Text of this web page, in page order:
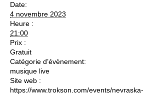
Date:
4 novembre 2023
Heure :
21:00
Prix :
Gratuit
Catégorie d’évènement:
musique live
Site web :
https://www.trokson.com/events/